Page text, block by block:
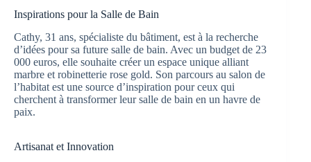
Inspirations pour la Salle de Bain
Cathy, 31 ans, spécialiste du bâtiment, est à la recherche
d’idées pour sa future salle de bain. Avec un budget de 23
000 euros, elle souhaite créer un espace unique alliant
marbre et robinetterie rose gold. Son parcours au salon de
l’habitat est une source d’inspiration pour ceux qui
cherchent à transformer leur salle de bain en un havre de
paix.
Artisanat et Innovation